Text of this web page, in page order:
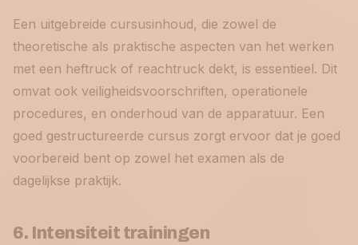
Een uitgebreide cursusinhoud, die zowel de
theoretische als praktische aspecten van het werken
met een heftruck of reachtruck dekt, is essentieel. Dit
omvat ook veiligheidsvoorschriften, operationele
procedures, en onderhoud van de apparatuur. Een
goed gestructureerde cursus zorgt ervoor dat je goed
voorbereid bent op zowel het examen als de
dagelijkse praktijk.
6. Intensiteit trainingen